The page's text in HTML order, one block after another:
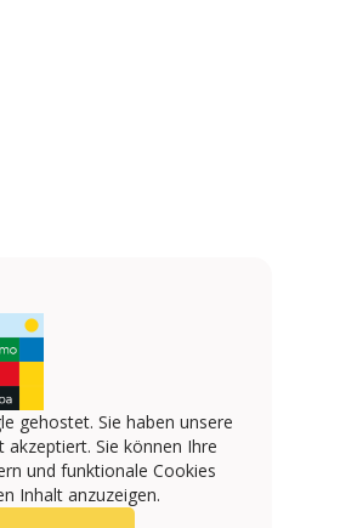
gehostet. Sie haben unsere
Sie können Ihre
und funktionale Cookies
Inhalt anzuzeigen.